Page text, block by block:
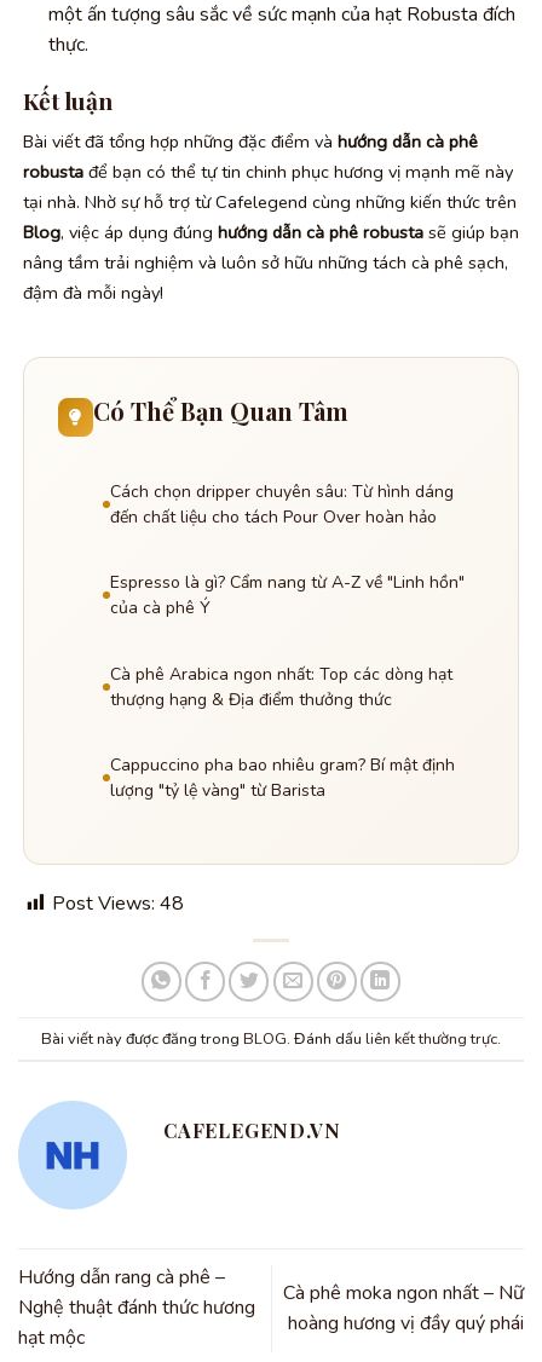
một ấn tượng sâu sắc về sức mạnh của hạt Robusta đích
thực.
Kết luận
Bài viết đã tổng hợp những đặc điểm và hướng dẫn cà phê
robusta để bạn có thể tự tin chinh phục hương vị mạnh mẽ này
tại nhà. Nhờ sự hỗ trợ từ Cafelegend cùng những kiến thức trên
Blog, việc áp dụng đúng hướng dẫn cà phê robusta sẽ giúp bạn
nâng tầm trải nghiệm và luôn sở hữu những tách cà phê sạch,
đậm đà mỗi ngày!
Có Thể Bạn Quan Tâm
Cách chọn dripper chuyên sâu: Từ hình dáng
đến chất liệu cho tách Pour Over hoàn hảo
Espresso là gì? Cẩm nang từ A-Z về "Linh hồn"
của cà phê Ý
Cà phê Arabica ngon nhất: Top các dòng hạt
thượng hạng & Địa điểm thưởng thức
Cappuccino pha bao nhiêu gram? Bí mật định
lượng "tỷ lệ vàng" từ Barista
Post Views: 48
Bài viết này được đăng trong BLOG. Đánh dấu liên kết thường trực.
CAFELEGEND.VN
Hướng dẫn rang cà phê –
Nghệ thuật đánh thức hương
hạt mộc
Cà phê moka ngon nhất – Nữ
hoàng hương vị đầy quý phái